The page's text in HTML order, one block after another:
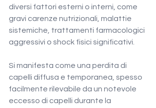
diversi fattori esterni o interni, come
gravi carenze nutrizionali, malattie
sistemiche, trattamenti farmacologici
aggressivi o shock fisici significativi.
Si manifesta come una perdita di
capelli diffusa e temporanea, spesso
facilmente rilevabile da un notevole
eccesso di capelli durante la